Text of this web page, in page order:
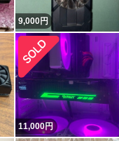
9,000円
11,000円